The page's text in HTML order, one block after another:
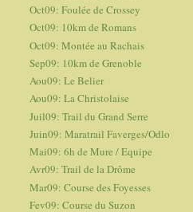
Oct09: Foulée de Crossey
Oct09: 10km de Romans
Oct09: Montée au Rachais
Sep09: 10km de Grenoble
Aou09: Le Belier
Aou09: La Christolaise
Juil09: Trail du Grand Serre
Juin09: Maratrail Faverges/Odlo
Mai09: 6h de Mure / Equipe
Avr09: Trail de la Drôme
Mar09: Course des Foyesses
Fev09: Course du Suzon